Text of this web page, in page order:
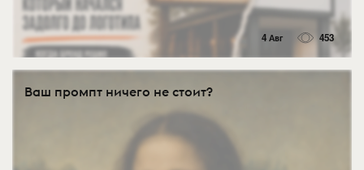
4 Авг 453
Ваш промпт ничего не стоит?